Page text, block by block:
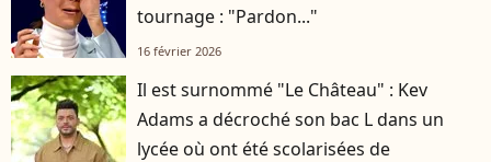
tournage : "Pardon..."
16 février 2026
Il est surnommé "Le Château" : Kev
Adams a décroché son bac L dans un
lycée où ont été scolarisées de